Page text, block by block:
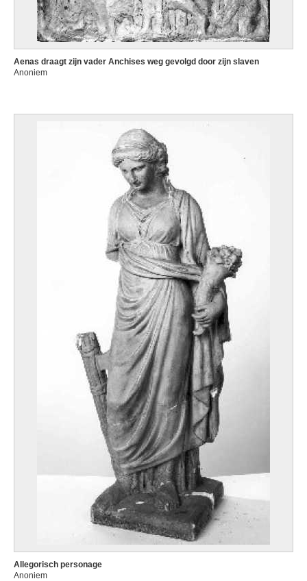
Aenas draagt zijn vader Anchises weg gevolgd door zijn slaven
Anoniem
Allegorisch personage
Anoniem